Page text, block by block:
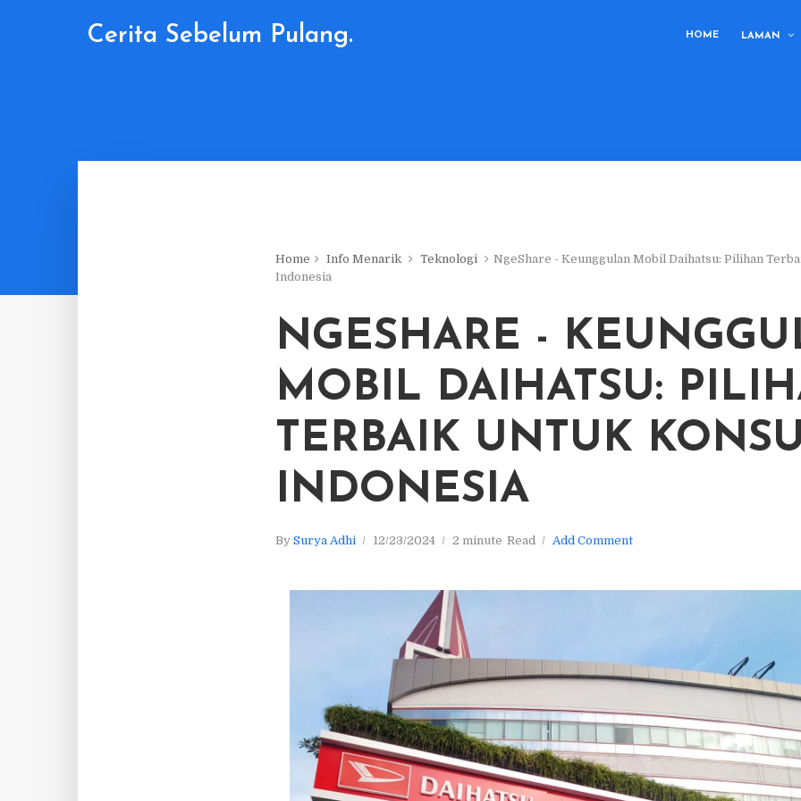
Cerita Sebelum Pulang. HOME LAMAN
Home Info Menarik Teknologi
NgeShare - Keunggulan Mobil Daihatsu: Pilihan
Indonesia
NGESHARE -
MOBIL DAIHATSU:
TERBAIK UNTUK
INDONESIA
By Surya Adhi 12/23/2024 2 minute Read Add Comment